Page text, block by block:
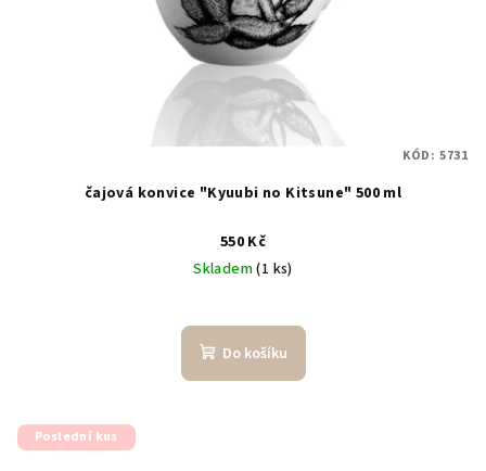
čajová konvice "Kyuubi no Kitsune" 500 ml
550 Kč
Skladem(1 ks)
Do košíku
KÓD: 5731
Poslední kus